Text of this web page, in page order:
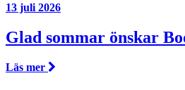
13 juli 2026
Glad sommar önskar
Läs mer